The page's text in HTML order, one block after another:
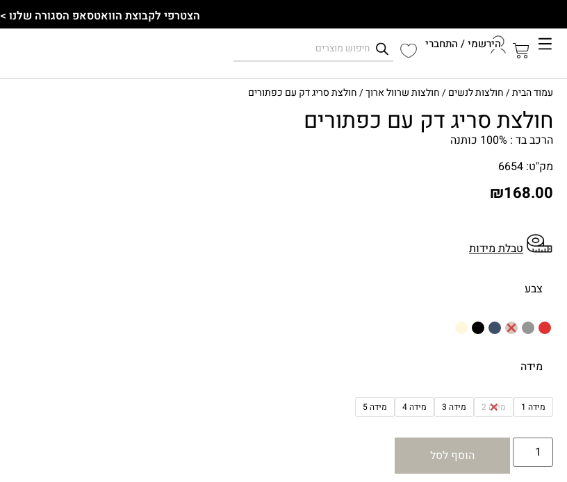
הצטרפי לקבוצת הוואטסאפ הסגורה שלנו >
הירשמי / התחברי
עמוד הבית/חולצות לנשים/חולצות שרוול ארוך/ חולצת סריג דק עם כפתורים
חולצת סריג דק עם כפתורים
הרכב בד : 100% כותנה
מק"ט: 6654
₪168.00
טבלת מידות
צבע
מידה
מידה 1 מידה 2 מידה 3 מידה 4 מידה 5
הוסף לסל